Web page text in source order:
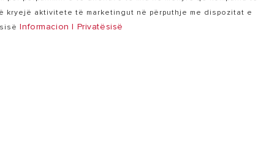
aktivitete të marketingut në përputhje me dispozitat e
Informacion I Privatësisë